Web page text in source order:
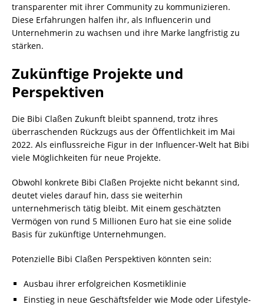
transparenter mit ihrer Community zu kommunizieren.
Diese Erfahrungen halfen ihr, als Influencerin und
Unternehmerin zu wachsen und ihre Marke langfristig zu
stärken.
Zukünftige Projekte und
Perspektiven
Die Bibi Claßen Zukunft bleibt spannend, trotz ihres
überraschenden Rückzugs aus der Öffentlichkeit im Mai
2022. Als einflussreiche Figur in der Influencer-Welt hat Bibi
viele Möglichkeiten für neue Projekte.
Obwohl konkrete Bibi Claßen Projekte nicht bekannt sind,
deutet vieles darauf hin, dass sie weiterhin
unternehmerisch tätig bleibt. Mit einem geschätzten
Vermögen von rund 5 Millionen Euro hat sie eine solide
Basis für zukünftige Unternehmungen.
Potenzielle Bibi Claßen Perspektiven könnten sein:
Ausbau ihrer erfolgreichen Kosmetiklinie
Einstieg in neue Geschäftsfelder wie Mode oder Lifestyle-